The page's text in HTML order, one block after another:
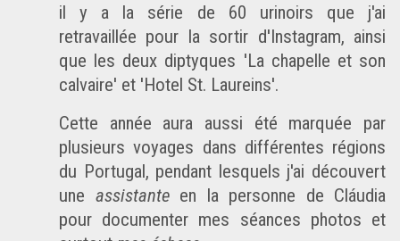
il y a la série de 60 urinoirs que j'ai
retravaillée pour la sortir d'Instagram, ainsi
que les deux diptyques 'La chapelle et son
calvaire' et 'Hotel St. Laureins'.
Cette année aura aussi été marquée par
plusieurs voyages dans différentes régions
du Portugal, pendant lesquels j'ai découvert
une assistanteen la personne de Cláudia
pour documenter mes séances photos et